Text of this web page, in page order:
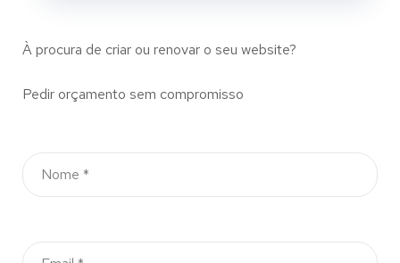
À procura de criar ou renovar o seu website?
Pedir orçamento sem compromisso